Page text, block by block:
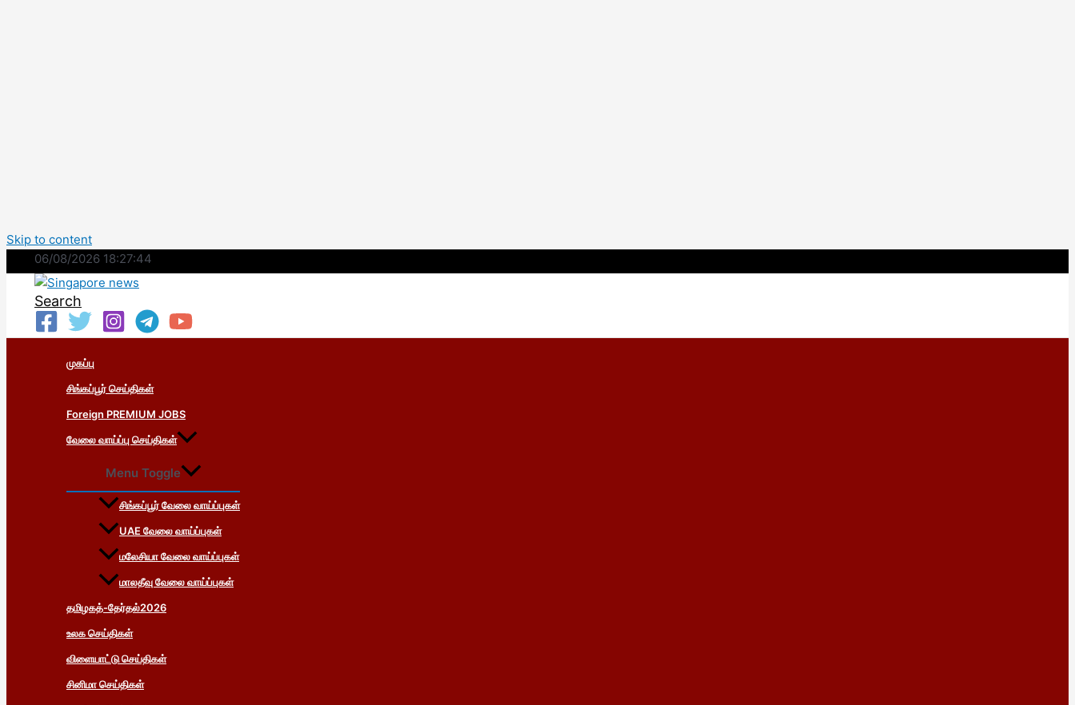
Skip to content
06/08/2026 18:27:45
Search
முகப்பு
சிங்கப்பூர் செய்திகள்
Foreign PREMIUM JOBS
வேலை வாய்ப்பு செய்திகள்
Menu Toggle
சிங்கப்பூர் வேலை வாய்ப்புகள்
UAE வேலை வாய்ப்புகள்
மலேசியா வேலை வாய்ப்புகள்
மாலதீவு வேலை வாய்ப்புகள்
தமிழகத்-தேர்தல்2026
உலக செய்திகள்
விளையாட்டு செய்திகள்
சினிமா செய்திகள்